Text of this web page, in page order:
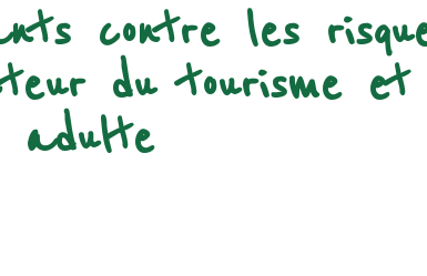
contre les
du tourisme et
adulte